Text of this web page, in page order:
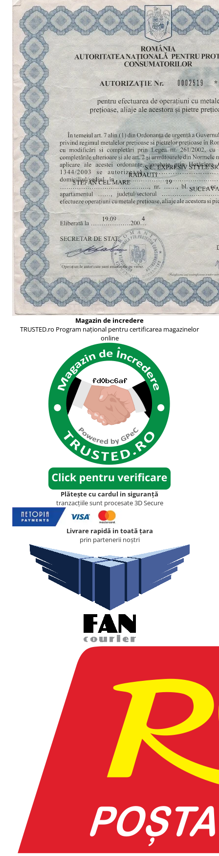
Magazin de incredere
TRUSTED.ro Program național pentru certificarea magazinelor
online
Plătește cu cardul in siguranță
tranzacțiile sunt procesate 3D Secure
Livrare rapidă in toată țara
prin partenerii noștri